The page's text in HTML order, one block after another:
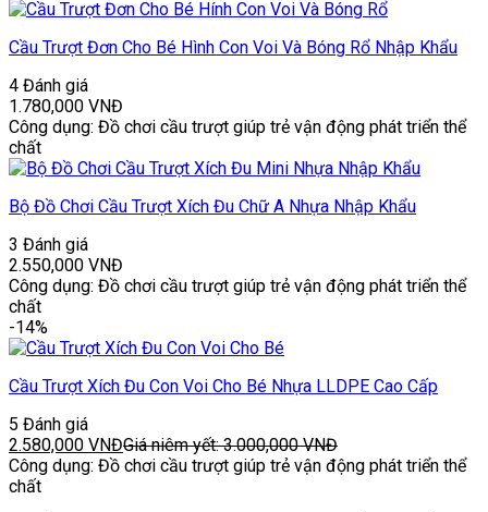
Cầu Trượt Đơn Cho Bé Hình Con Voi Và Bóng Rổ Nhập Khẩu
4 Đánh giá
1.780,000 VNĐ
Công dụng: Đồ chơi cầu trượt giúp trẻ vận động phát triển thể
chất
Bộ Đồ Chơi Cầu Trượt Xích Đu Chữ A Nhựa Nhập Khẩu
3 Đánh giá
2.550,000 VNĐ
Công dụng: Đồ chơi cầu trượt giúp trẻ vận động phát triển thể
chất
-14%
Cầu Trượt Xích Đu Con Voi Cho Bé Nhựa LLDPE Cao Cấp
5 Đánh giá
2.580,000 VNĐGiá niêm yết:3.000,000VNĐ
Công dụng: Đồ chơi cầu trượt giúp trẻ vận động phát triển thể
chất